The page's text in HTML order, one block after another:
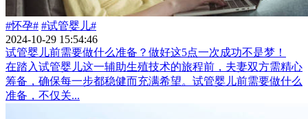
#怀孕# #试管婴儿#
2024-10-29 15:54:46
试管婴儿前需要做什么准备？做好这5点一次成功不是梦！
在踏入试管婴儿这一辅助生殖技术的旅程前，夫妻双方需精心
筹备，确保每一步都稳健而充满希望。试管婴儿前需要做什么
准备，不仅关...